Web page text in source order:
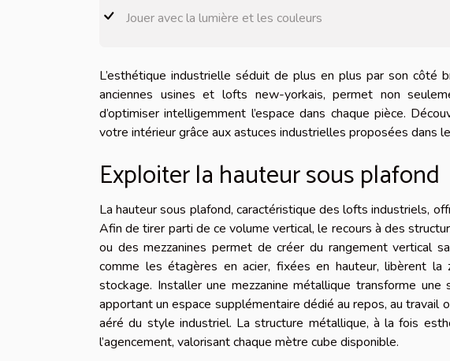
Jouer avec la lumière et les couleurs
L’esthétique industrielle séduit de plus en plus par son côté
anciennes usines et lofts new-yorkais, permet non
d’optimiser intelligemment l’espace dans chaque pièce.
votre intérieur grâce aux astuces industrielles proposées dans
Exploiter la hauteur sous plafond
La hauteur sous plafond, caractéristique des lofts industriels,
Afin de tirer parti de ce volume vertical, le recours à des
ou des mezzanines permet de créer du rangement vertical
comme les étagères en acier, fixées en hauteur, libèrent
stockage. Installer une mezzanine métallique transforme
apportant un espace supplémentaire dédié au repos, au travail
aéré du style industriel. La structure métallique, à la fois
l’agencement, valorisant chaque mètre cube disponible.